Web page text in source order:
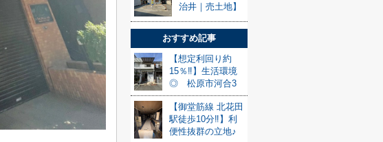
治井｜売土地】
おすすめ記事
【想定利回り約
15％‼】生活環境
◎ 松原市河合3
【御堂筋線 北花田
駅徒歩10分‼】利
便性抜群の立地♪